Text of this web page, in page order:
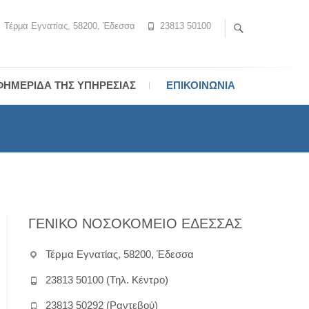
Τέρμα Εγνατίας, 58200, Έδεσσα 23813 50100
ΤΗΣ ΥΠΗΡΕΣΊΑΣ ΕΠΙΚΟΙΝΩΝΊΑ
ΓΕΝΙΚΟ ΝΟΣΟΚΟΜΕΙΟ ΕΔΕΣΣΑΣ
Τέρμα Εγνατίας, 58200, Έδεσσα
23813 50100 (Τηλ. Κέντρο)
23813 50292 (Ραντεβού)